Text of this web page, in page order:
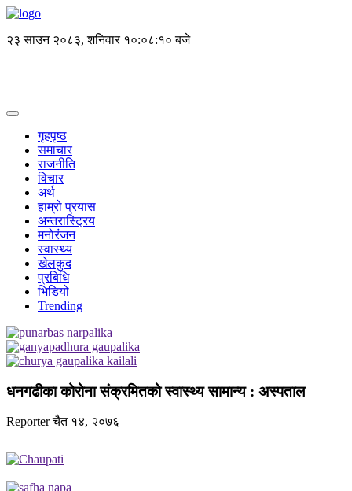
२३ साउन २०८३, शनिवार १०:०८:१० बजे
गृहपृष्ठ
समाचार
राजनीति
विचार
अर्थ
हाम्रो प्रयास
अन्तरास्ट्रिय
मनोरंजन
स्वास्थ्य
खेलकुद
प्रबिधि
भिडियो
Trending
धनगढीका कोरोना संक्रमितको स्वास्थ्य सामान्य : अस्पताल
Reporterचैत १४, २०७६